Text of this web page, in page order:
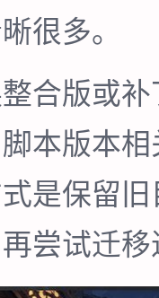
很多。
合版或
本版本
是保留
尝试迁